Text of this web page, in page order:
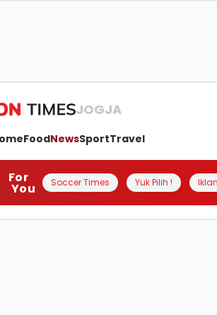
JOGJA
FoodNewsSportTravel
For
You Soccer Times Yuk Pilih !